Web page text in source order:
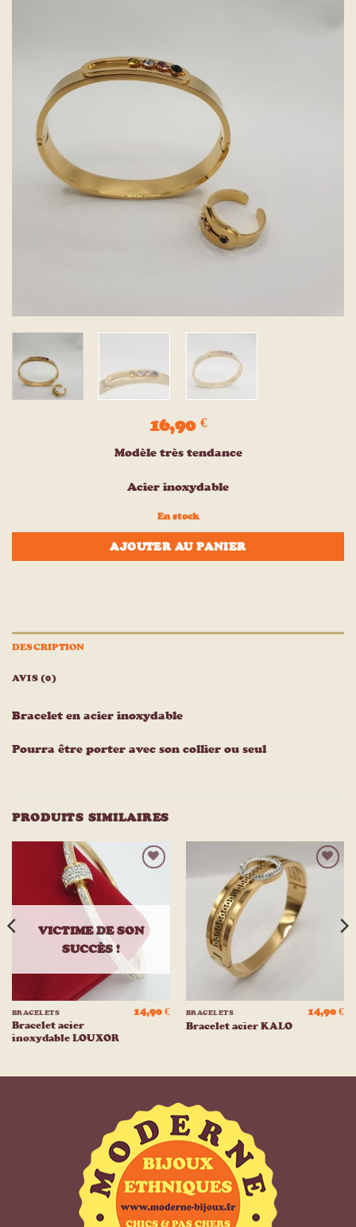
16,90 €
Modèle très tendance
Acier inoxydable
En stock
AJOUTER AU PANIER
DESCRIPTION
AVIS (0)
Bracelet en acier inoxydable
Pourra être porter avec son collier ou seul
PRODUITS SIMILAIRES
d’envies
VICTIME DE SON
SUCCÈS !
BRACELETS
Bracelet acier
inoxydable LOUXOR
14,90€
Ajouter
d’envies
BRACELETS
Bracelet acier KALO
14,90€